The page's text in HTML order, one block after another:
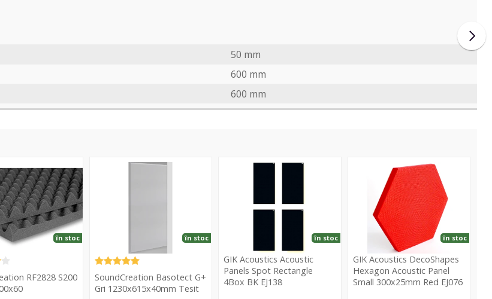
50 mm
600 mm
600 mm
RF2828 S200
în stoc
SoundCreation Basotect G+
Gri 1230x615x40mm Tesit
în stoc
Acoustic
Rectangle
GIK Acoustics Acoustic
Panels Spot Rectangle
4Box BK EJ138
în stoc
Hexagon
Acoustic
300x25mm
EJ076
GIK Acoustics DecoShapes
Hexagon Acoustic Panel
Small 300x25mm Red EJ076
în stoc